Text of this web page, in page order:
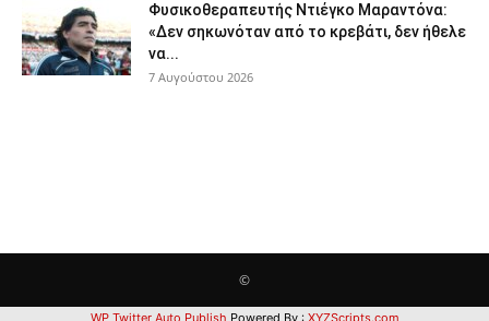
Φυσικοθεραπευτής Ντιέγκο Μαραντόνα:
«Δεν σηκωνόταν από το κρεβάτι, δεν ήθελε
να...
7 Αυγούστου 2026
©
WP Twitter Auto Publish Powered By : XYZScripts.com